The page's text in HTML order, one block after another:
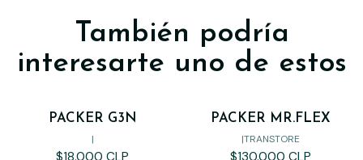
También podría
interesarte uno de estos
PACKER G3N
|
$18.000 CLP
PACKER MR.FLEX
|TRANSTORE
$130.000 CLP